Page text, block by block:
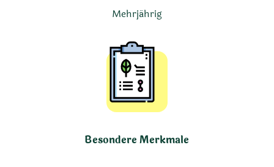
Mehrjährig
Besondere Merkmale